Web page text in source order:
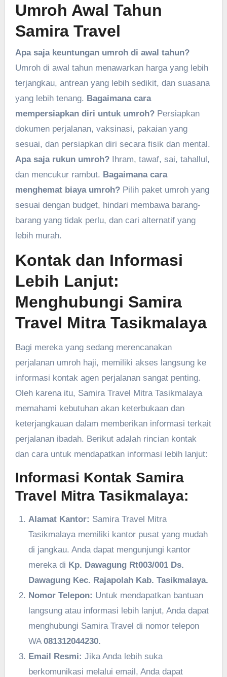
Umroh Awal Tahun
Samira Travel
Apa saja keuntungan umroh di awal tahun?
Umroh di awal tahun menawarkan harga yang lebih
terjangkau, antrean yang lebih sedikit, dan suasana
yang lebih tenang. Bagaimana cara
mempersiapkan diri untuk umroh?Persiapkan
dokumen perjalanan, vaksinasi, pakaian yang
sesuai, dan persiapkan diri secara fisik dan mental.
Apa saja rukun umroh?Ihram, tawaf, sai, tahallul,
dan mencukur rambut. Bagaimana cara
menghemat biaya umroh?Pilih paket umroh yang
sesuai dengan budget, hindari membawa barang-
barang yang tidak perlu, dan cari alternatif yang
lebih murah.
Kontak dan Informasi
Lebih Lanjut:
Menghubungi Samira
Travel Mitra Tasikmalaya
Bagi mereka yang sedang merencanakan
perjalanan umroh haji, memiliki akses langsung ke
informasi kontak agen perjalanan sangat penting.
Oleh karena itu, Samira Travel Mitra Tasikmalaya
memahami kebutuhan akan keterbukaan dan
keterjangkauan dalam memberikan informasi terkait
perjalanan ibadah. Berikut adalah rincian kontak
dan cara untuk mendapatkan informasi lebih lanjut:
Informasi Kontak Samira
Travel Mitra Tasikmalaya:
Alamat Kantor: Samira Travel Mitra
Tasikmalaya memiliki kantor pusat yang mudah
di jangkau. Anda dapat mengunjungi kantor
mereka di Kp. Dawagung Rt003/001 Ds.
Dawagung Kec. Rajapolah Kab. Tasikmalaya.
Nomor Telepon: Untuk mendapatkan bantuan
langsung atau informasi lebih lanjut, Anda dapat
menghubungi Samira Travel di nomor telepon
WA 081312044230.
Email Resmi: Jika Anda lebih suka
berkomunikasi melalui email, Anda dapat